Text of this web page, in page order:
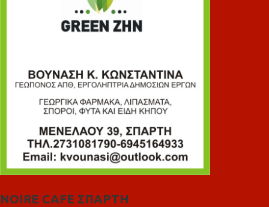
NOIRE CAFE ΣΠΑΡΤΗ